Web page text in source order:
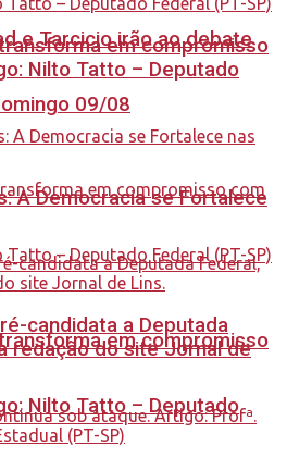
e Tarcicio irão ao debate
09/08
em compromisso
Nilto Tatto – Deputado
em compromisso
Nilto Tatto – Deputado
A Democracia se Fortalece
candidata a Deputada
redação do site Jornal de